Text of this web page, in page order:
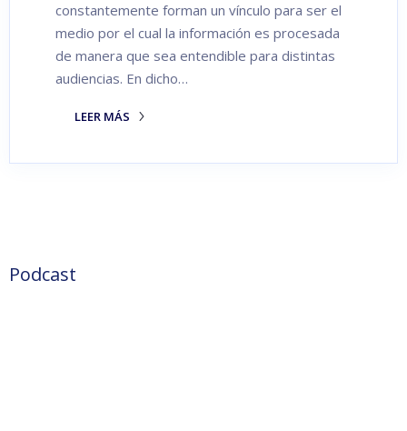
constantemente forman un vínculo para ser el
medio por el cual la información es procesada
de manera que sea entendible para distintas
audiencias. En dicho…
LEER MÁS
Podcast